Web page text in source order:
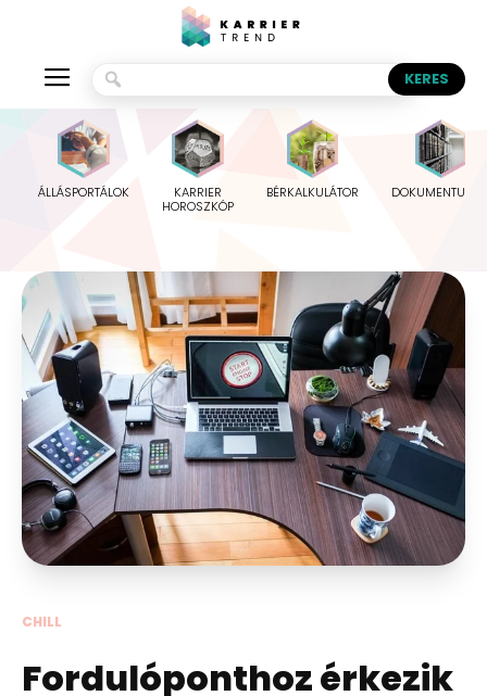
ÁLLÁSPORTÁLOK
KARRIER
HOROSZKÓP
BÉRKALKULÁTOR
CHILL
Fordulóponthoz érkezik